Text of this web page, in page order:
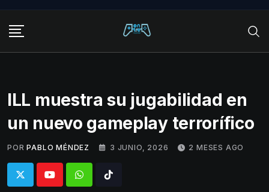
content
ILL muestra su jugabilidad en
un nuevo gameplay terrorífico
POR PABLO MÉNDEZ 3 JUNIO, 2026 2 MESES AGO
WhatsappTiktok